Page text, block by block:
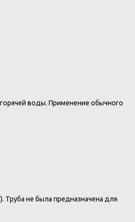
воды. Применение обычного
не была предназначена для